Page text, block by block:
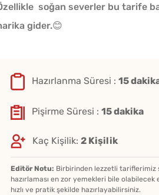
soğan severler bu tarife
gider.😊
Hazırlanma Süresi : 15
Pişirme Süresi : 15 dakika
Kaç Kişilik: 2 Kişilik
Editör Notu: Birbirinden lezzetli tariflerimiz
hazırlaması en zor yemekleri bile olabilecek
hızlı ve pratik şekilde hazırlayabilirsiniz.